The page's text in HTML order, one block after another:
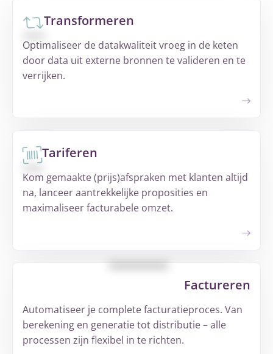
Transformeren
Optimaliseer de datakwaliteit vroeg in de keten
door data uit externe bronnen te valideren en te
verrijken.
Tariferen
Kom gemaakte (prijs)afspraken met klanten altijd
na, lanceer aantrekkelijke proposities en
maximaliseer facturabele omzet.
Factureren
Automatiseer je complete facturatieproces. Van
berekening en generatie tot distributie – alle
processen zijn flexibel in te richten.